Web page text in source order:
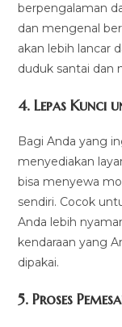
berpengalaman
dan mengenal
akan lebih lancar
duduk santai dan
4.Lepas Kunci
Bagi Anda yang
menyediakan
bisa menyewa
sendiri. Cocok
Anda lebih
kendaraan yang
dipakai.
5.Proses